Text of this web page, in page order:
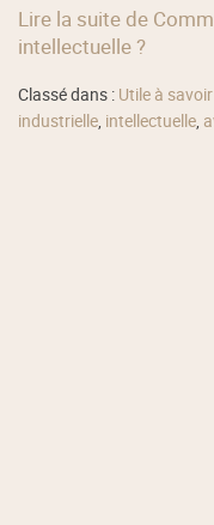
Lire la suite de
intellectuelle ?
Classé dans : Utile à savoir
industrielle, intellectuelle,